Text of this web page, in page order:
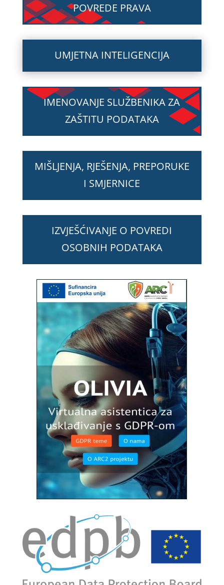
POVREDE PRAVA
UMJETNA INTELIGENCIJA
IMENOVANJE SLUŽBENIKA ZA
ZAŠTITU PODATAKA
MIŠLJENJA, RJEŠENJA, PREPORUKE
I SMJERNICE
IZVJEŠĆIVANJE O POVREDI
OSOBNIH PODATAKA